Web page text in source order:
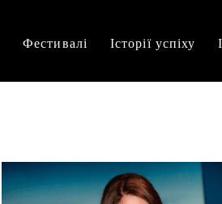
Фестивалі Історії успіху